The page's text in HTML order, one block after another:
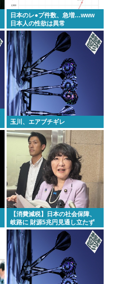
日本のレ●プ件数、急増…www
日本人の性欲は異常
玉川、エアブチギレ
【消費減税】日本の社会保障、
岐路に 財源5兆円見通し立たず